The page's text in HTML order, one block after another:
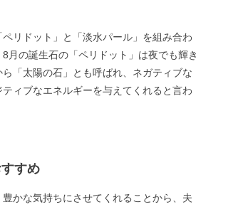
リドット」と「淡水パール」を組み合わ
月の誕生石の「ペリドット」は夜でも輝き
「太陽の石」とも呼ばれ、ネガティブな
ィブなエネルギーを与えてくれると言わ
すめ
かな気持ちにさせてくれることから、夫